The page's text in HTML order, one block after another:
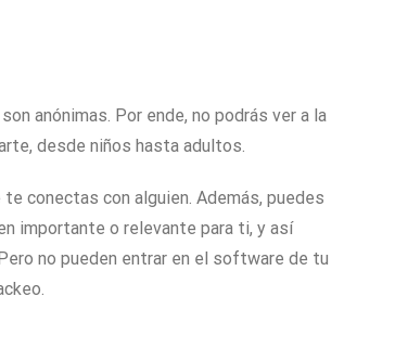
anónimas. Por ende, no podrás ver a la
desde niños hasta adultos.
conectas con alguien. Además, puedes
importante o relevante para ti, y así
no pueden entrar en el software de tu